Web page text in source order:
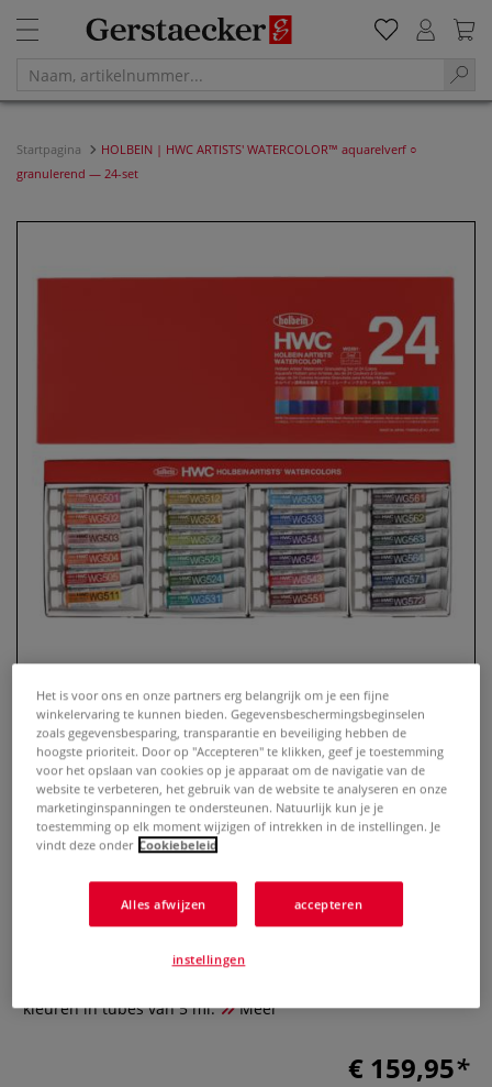
Startpagina
HOLBEIN | HWC ARTISTS' WATERCOLOR™ aquarelverf ○
granulerend — 24-set
HOLBEIN | HWC ARTISTS'
WATERCOLOR™ aquarelverf ○
granulerend — 24-set
De pigmenten van deze professionele extra-fine aquarelverf
versterkt doordat er per kleur gebruik wordt gemaakt van 2
kleuren in tubes van 5 ml.
Meer
€ 159,95
Het is voor ons en onze partners erg belangrijk om je een fijne
winkelervaring te kunnen bieden. Gegevensbeschermingsbeginselen
zoals gegevensbesparing, transparantie en beveiliging hebben de
hoogste prioriteit. Door op "Accepteren" te klikken, geef je toestemming
voor het opslaan van cookies op je apparaat om de navigatie van de
website te verbeteren, het gebruik van de website te analyseren en onze
marketinginspanningen te ondersteunen. Natuurlijk kun je je
toestemming op elk moment wijzigen of intrekken in de instellingen. Je
vindt deze onder Cookiebeleid
Alles afwijzen accepteren
instellingen